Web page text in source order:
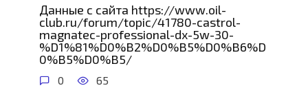
Данные с сайта https://www.oil-
club.ru/forum/topic/41780-castrol-
magnatec-professional-dx-5w-30-
%D1%81%D0%B2%D0%B5%D0%B6%D
0%B5%D0%B5/
0 65